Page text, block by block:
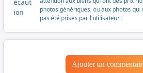
photos génériques, ou aux photos
pas été prises par l'utilisateur !
Ajouter un